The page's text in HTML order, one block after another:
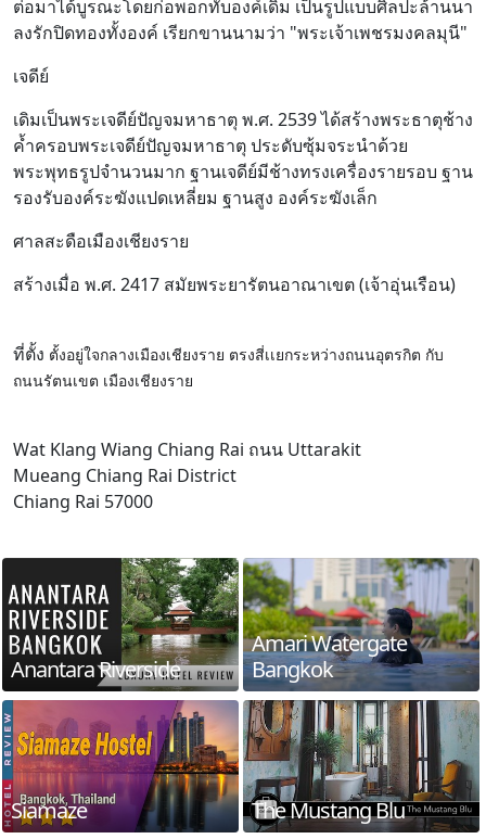
ต่อมาได้บูรณะโดยก่อพอกทับองค์เดิม เป็นรูปแบบศิลปะล้านนา
ลงรักปิดทองทั้งองค์ เรียกขานนามว่า "พระเจ้าเพชรมงคลมุนี"
เจดีย์
เดิมเป็นพระเจดีย์ปัญจมหาธาตุ พ.ศ. 2539 ได้สร้างพระธาตุช้าง
ค้ำครอบพระเจดีย์ปัญจมหาธาตุ ประดับซุ้มจระนำด้วย
พระพุทธรูปจำนวนมาก ฐานเจดีย์มีช้างทรงเครื่องรายรอบ ฐาน
รองรับองค์ระฆังแปดเหลี่ยม ฐานสูง องค์ระฆังเล็ก
ศาลสะดือเมืองเชียงราย
สร้างเมื่อ พ.ศ. 2417 สมัยพระยารัตนอาณาเขต (เจ้าอุ่นเรือน)
ที่ตั้ง ตั้งอยู่ใจกลางเมืองเชียงราย ตรงสี่เเยกระหว่างถนนอุตรกิต กับ
ถนนรัตนเขต เมืองเชียงราย
Wat Klang Wiang Chiang Rai ถนน Uttarakit
Mueang Chiang Rai District
Chiang Rai 57000
Anantara Riverside
Amari Watergate
Bangkok
Siamaze The Mustang Blu